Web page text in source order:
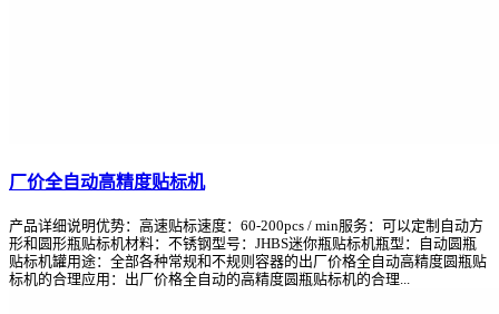
厂价全自动高精度贴标机
产品详细说明优势：高速贴标速度：60-200pcs / min服务：可以定制自动方
形和圆形瓶贴标机材料：不锈钢型号：JHBS迷你瓶贴标机瓶型：自动圆瓶
贴标机罐用途：全部各种常规和不规则容器的出厂价格全自动高精度圆瓶贴
标机的合理应用：出厂价格全自动的高精度圆瓶贴标机的合理...